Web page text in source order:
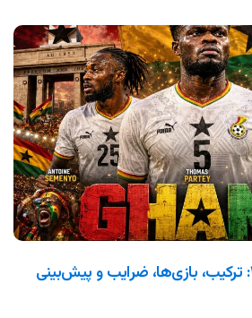
غنا در جام جهانی ۲۰۲۶: ترکیب، بازی‌ها، ضرایب و پیش‌بینی